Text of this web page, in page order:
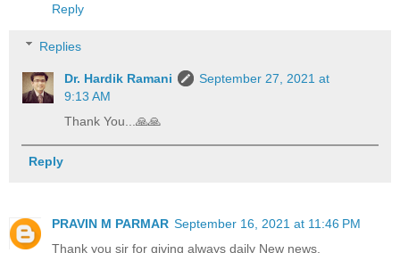
Reply
Replies
Dr. Hardik Ramani
September 27, 2021 at
9:13 AM
Thank You...🙏🙏
Reply
PRAVIN M PARMAR September 16, 2021 at 11:46 PM
Thank you sir for giving always daily New news.